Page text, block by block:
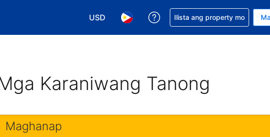
USD
Pumili ng currency mo. USD ang currency mo
Pumili ng wika mo. Filipino ang wika
Makakuha ng tulong sa
Ilista ang property mo
Karaniwang Tanong
Maghanap